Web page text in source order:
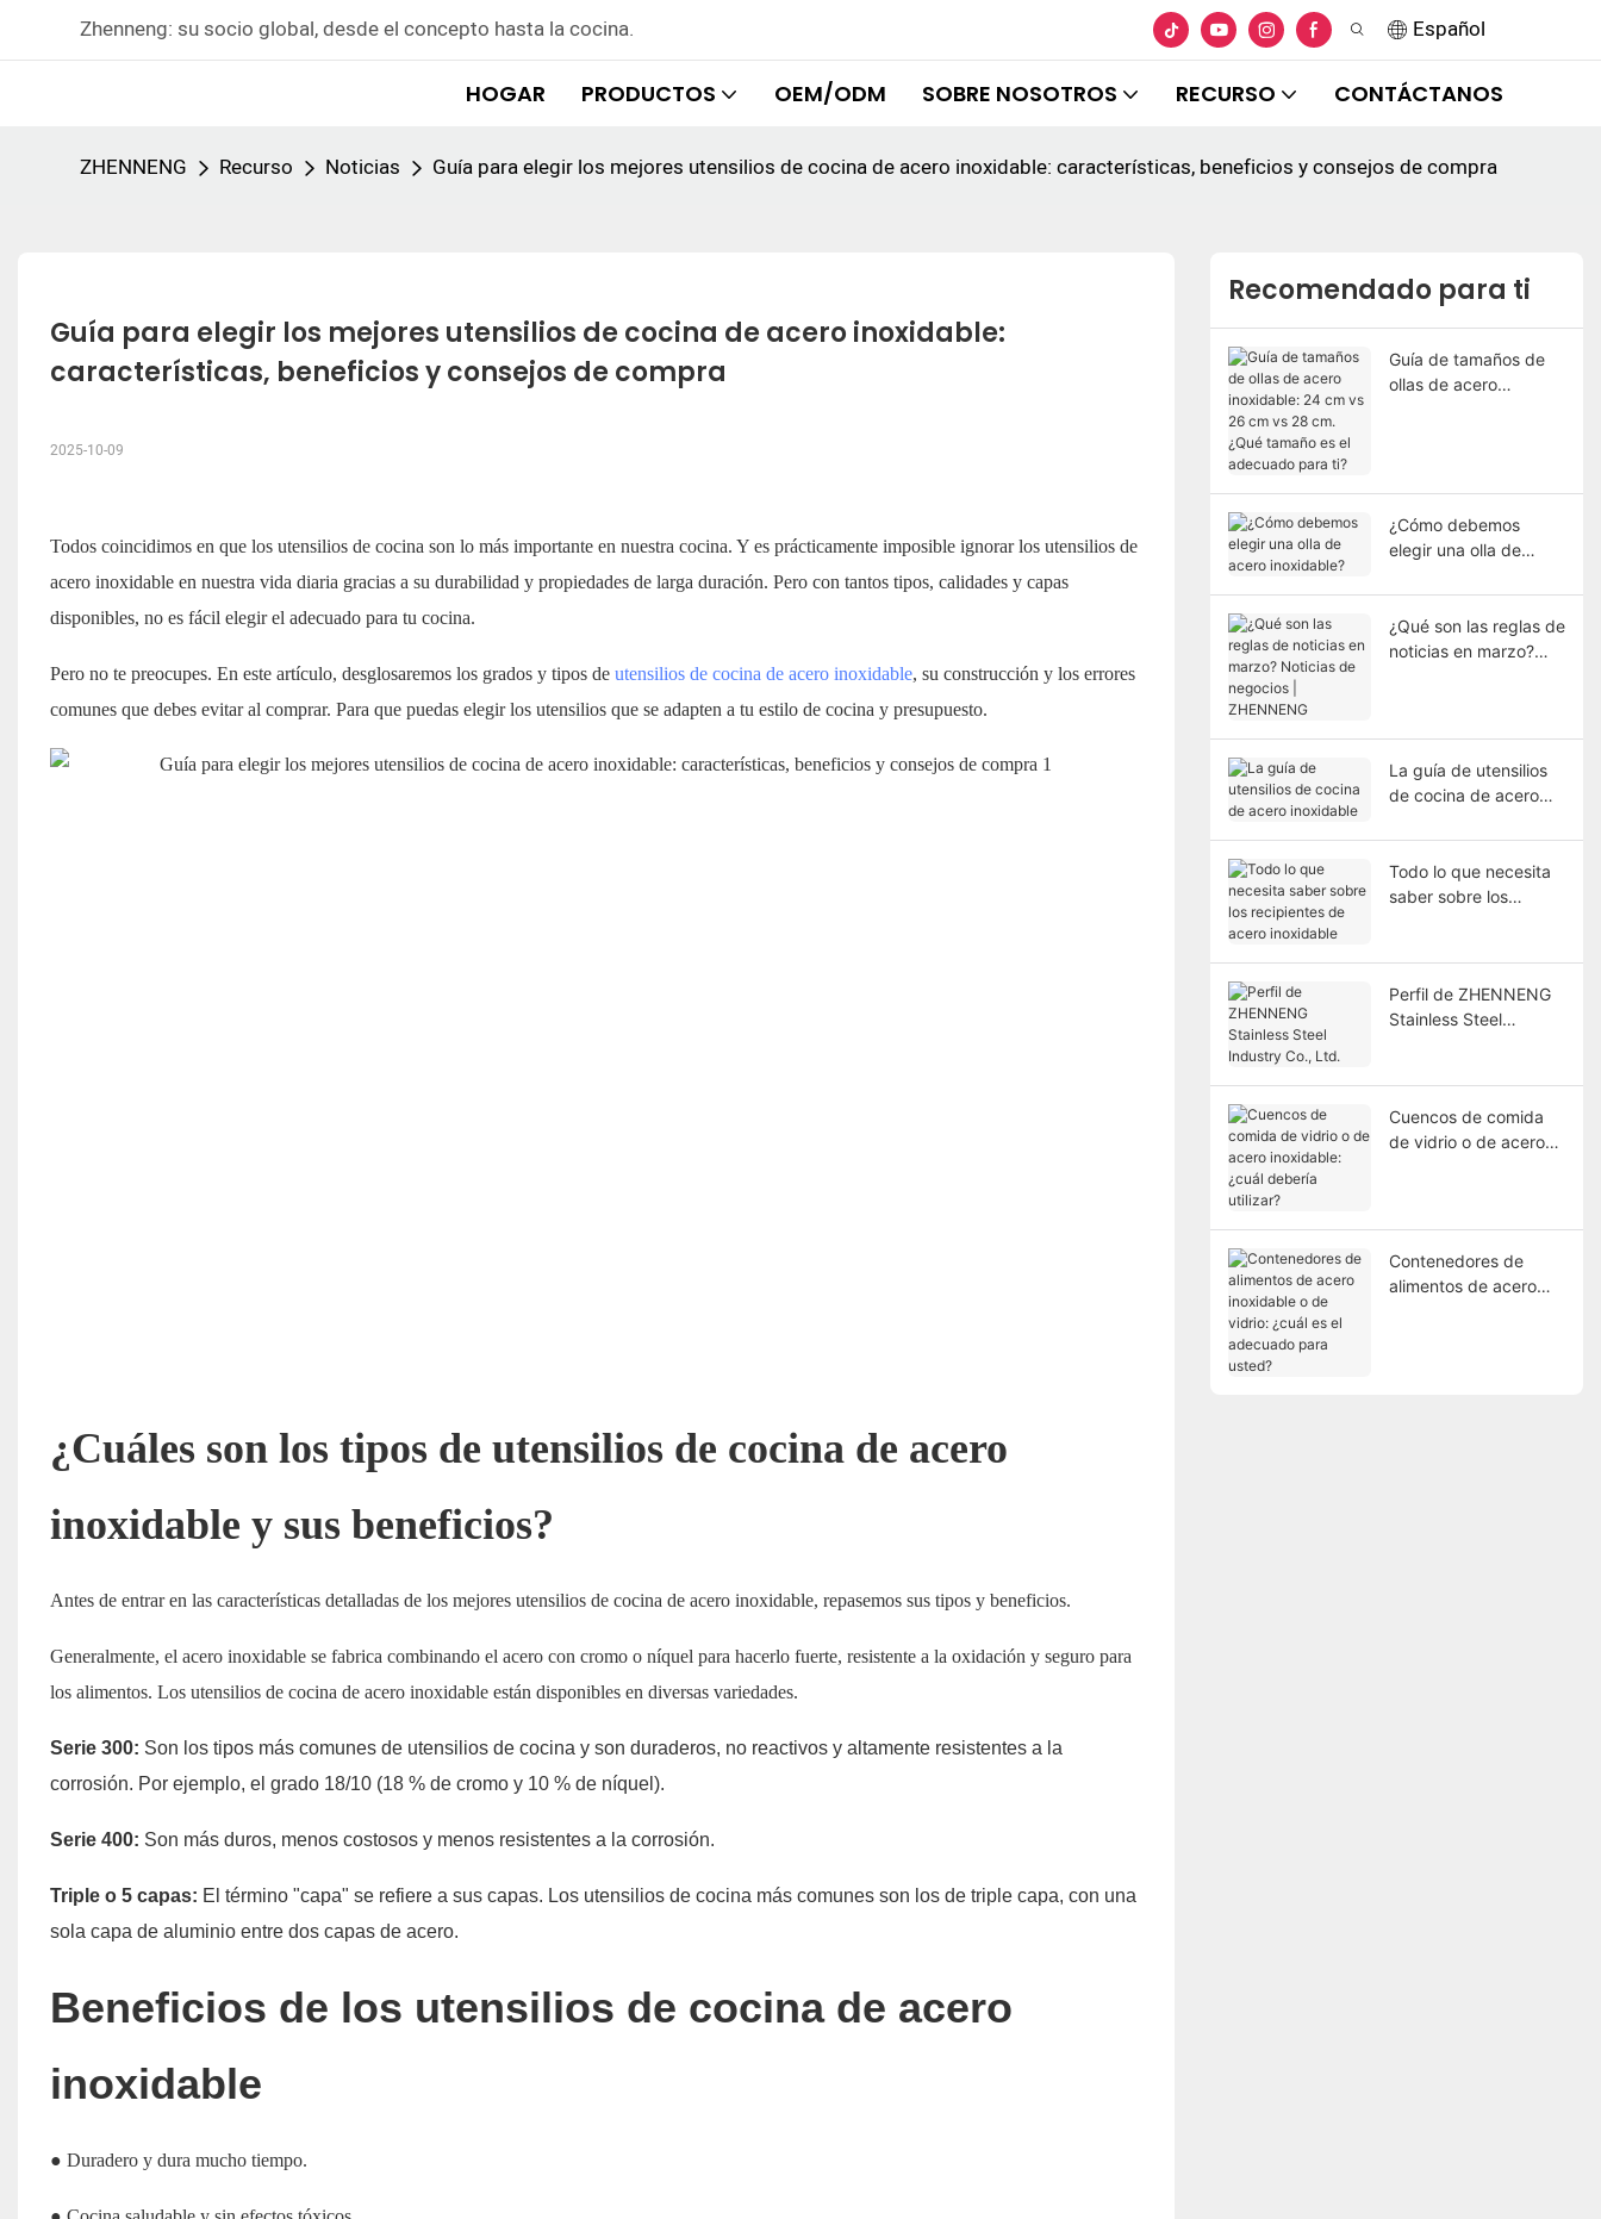
Zhenneng: su socio global, desde el concepto hasta la cocina. Español
HOGAR PRODUCTOS OEM/ODM SOBRE NOSOTROS RECURSO CONTÁCTANOS
ZHENNENG Recurso Noticias Guía para elegir los mejores utensilios de cocina de acero inoxidable: características, beneficios y consejos de compra
Guía para elegir los mejores utensilios de cocina de acero inoxidable:
características, beneficios y consejos de compra
2025-10-09
Todos coincidimos en que los utensilios de cocina son lo más importante en nuestra cocina. Y es prácticamente imposible ignorar los utensilios de
acero inoxidable en nuestra vida diaria gracias a su durabilidad y propiedades de larga duración. Pero con tantos tipos, calidades y capas
disponibles, no es fácil elegir el adecuado para tu cocina.
Pero no te preocupes. En este artículo, desglosaremos los grados y tipos de utensilios de cocina de acero inoxidable, su construcción y los errores
comunes que debes evitar al comprar. Para que puedas elegir los utensilios que se adapten a tu estilo de cocina y presupuesto.
¿Cuáles son los tipos de utensilios de cocina de acero
inoxidable y sus beneficios?
Antes de entrar en las características detalladas de los mejores utensilios de cocina de acero inoxidable, repasemos sus tipos y beneficios.
Generalmente, el acero inoxidable se fabrica combinando el acero con cromo o níquel para hacerlo fuerte, resistente a la oxidación y seguro para
los alimentos. Los utensilios de cocina de acero inoxidable están disponibles en diversas variedades.
Serie 300: Son los tipos más comunes de utensilios de cocina y son duraderos, no reactivos y altamente resistentes a la
corrosión. Por ejemplo, el grado 18/10 (18 % de cromo y 10 % de níquel).
Serie 400: Son más duros, menos costosos y menos resistentes a la corrosión.
Triple o 5 capas: El término "capa" se refiere a sus capas. Los utensilios de cocina más comunes son los de triple capa, con una
sola capa de aluminio entre dos capas de acero.
Beneficios de los utensilios de cocina de acero
inoxidable
● Duradero y dura mucho tiempo.
Recomendado para ti
Guía de tamaños de
ollas de acero
¿Cómo debemos
elegir una olla de
¿Qué son las reglas de
noticias en marzo?
La guía de utensilios
de cocina de acero
Todo lo que necesita
saber sobre los
Perfil de ZHENNENG
Stainless Steel
Cuencos de comida
de vidrio o de acero
Contenedores de
alimentos de acero